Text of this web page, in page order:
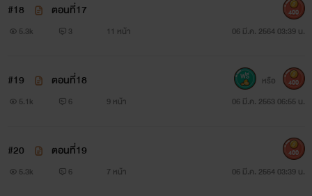
#18 ตอนที่17
5.3k 3 11 หน้า 06 มี.ค. 2564 03:39 น.
400
#19 ตอนที่18
5.1k 6 9 หน้า 06 มี.ค. 2563 06:55 น.
หรือ 400
#20 ตอนที่19
5.3k 6 7 หน้า 06 มี.ค. 2564 03:39 น.
400